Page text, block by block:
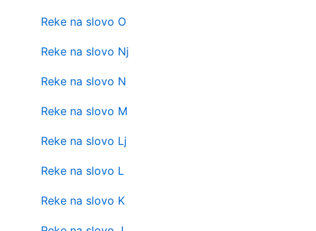
Reke na slovo O
Reke na slovo Nj
Reke na slovo N
Reke na slovo M
Reke na slovo Lj
Reke na slovo L
Reke na slovo K